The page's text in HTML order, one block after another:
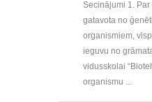
Secinājumi 1.
gatavota no
organismiem,
ieguvu no
vidusskolai
organismu ...